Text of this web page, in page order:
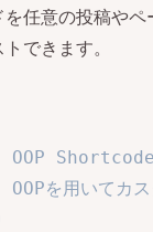
任意の投稿やペ
できます。
を用いてカス